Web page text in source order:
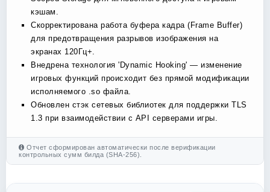
кэшам.
Скорректирована работа буфера кадра (Frame Buffer)
для предотвращения разрывов изображения на
экранах 120Гц+.
Внедрена технология 'Dynamic Hooking' — изменение
игровых функций происходит без прямой модификации
исполняемого .so файла.
Обновлен стэк сетевых библиотек для поддержки TLS
1.3 при взаимодействии с API серверами игры.
Отчет сформирован автоматически после верификации
контрольных сумм билда (SHA-256).